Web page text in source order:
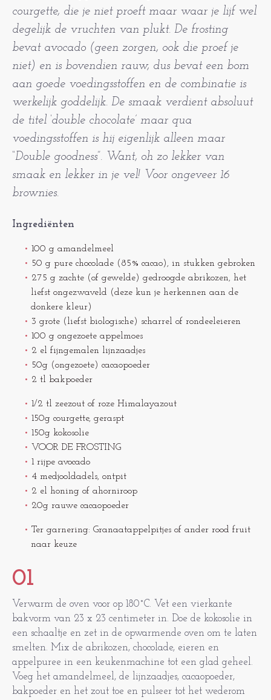
courgette, die je niet proeft maar waar je lijf wel
degelijk de vruchten van plukt. De frosting
bevat avocado (geen zorgen, ook die proef je
niet) en is bovendien rauw, dus bevat een bom
aan goede voedingsstoffen en de combinatie is
werkelijk goddelijk. De smaak verdient absoluut
de titel ‘double chocolate’ maar qua
voedingsstoffen is hij eigenlijk alleen maar
“Double goodness”. Want, oh zo lekker van
smaak en lekker in je vel! Voor ongeveer 16
brownies.
Ingrediënten
100 g amandelmeel
50 g pure chocolade (85% cacao), in stukken gebroken
275 g zachte (of gewelde) gedroogde abrikozen, het
liefst ongezwaveld (deze kun je herkennen aan de
donkere kleur)
3 grote (liefst biologische) scharrel of rondeeleieren
100 g ongezoete appelmoes
2 el fijngemalen lijnzaadjes
50g (ongezoete) cacaopoeder
2 tl bakpoeder
1/2 tl zeezout of roze Himalayazout
150g courgette, geraspt
150g kokosolie
VOOR DE FROSTING
1 rijpe avocado
4 medjooldadels, ontpit
2 el honing of ahorniroop
20g rauwe cacaopoeder
Ter garnering: Granaatappelpitjes of ander rood fruit
naar keuze
01
Verwarm de oven voor op 180˚C. Vet een vierkante
bakvorm van 23 x 23 centimeter in. Doe de kokosolie in
een schaaltje en zet in de opwarmende oven om te laten
smelten. Mix de abrikozen, chocolade, eieren en
appelpuree in een keukenmachine tot een glad geheel.
Voeg het amandelmeel, de lijnzaadjes, cacaopoeder,
bakpoeder en het zout toe en pulseer tot het wederom